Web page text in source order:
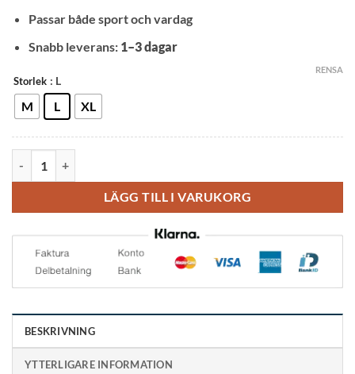
Passar både sport och vardag
Snabb leverans: 1–3 dagar
Storlek : L
M L XL
RENSA
LÄGG TILL I VARUKORG
BESKRIVNING
YTTERLIGARE INFORMATION